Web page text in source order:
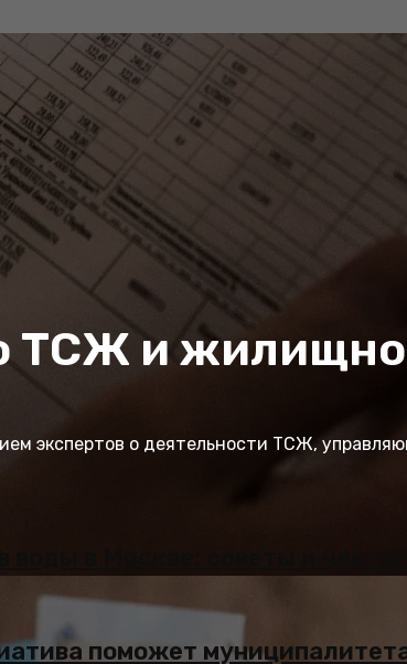
ТСЖ и
экспертов о деятельности ТСЖ,
воды в Москве: советы и чек-
поможет